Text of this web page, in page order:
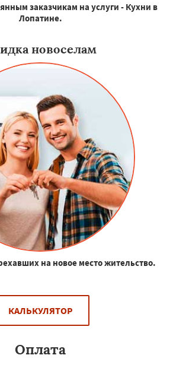
заказчикам на услуги - Кухни в
Лопатине.
новоселам
на новое место жительство.
КАЛЬКУЛЯТОР
Оплата